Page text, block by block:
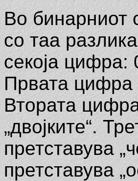
Во бинарниот
со таа
секоја цифра:
Првата цифра
Втората
„двојките“.
претставува
претставува